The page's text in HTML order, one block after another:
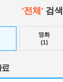
'전체'검
영화
(1)